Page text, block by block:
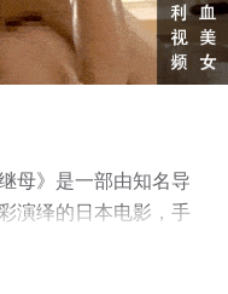
母》是一部由知名导
演绎的日本电影，手
全就上飘花影院，更